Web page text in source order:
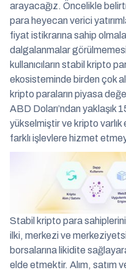
arayacağız. Öncelikle
para heyecan verici
fiyat istikrarına sahip
dalgalanmalar
kullanıcıların stabil kripto
ekosisteminde birden çok
kripto paraların piyasa
ABD Doları’ndan yaklaşık
yükselmiştir ve kripto
farklı işlevlere hizmet
Stabil kripto para
ilki, merkezi ve
borsalarına likidite
elde etmektir. Alım, satım